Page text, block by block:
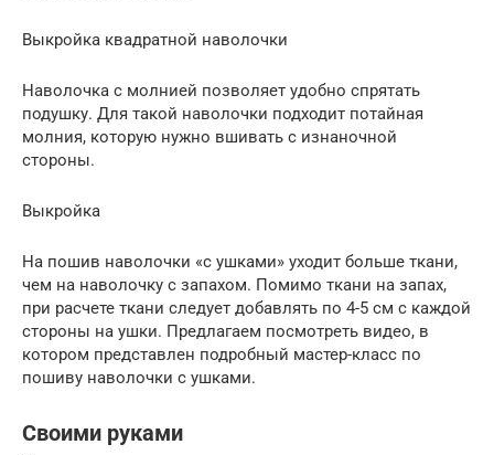
Выкройка квадратной наволочки
Наволочка с молнией позволяет удобно спрятать
подушку. Для такой наволочки подходит потайная
молния, которую нужно вшивать с изнаночной
стороны.
Выкройка
На пошив наволочки «с ушками» уходит больше ткани,
чем на наволочку с запахом. Помимо ткани на запах,
при расчете ткани следует добавлять по 4-5 см с каждой
стороны на ушки. Предлагаем посмотреть видео, в
котором представлен подробный мастер-класс по
пошиву наволочки с ушками.
Своими руками